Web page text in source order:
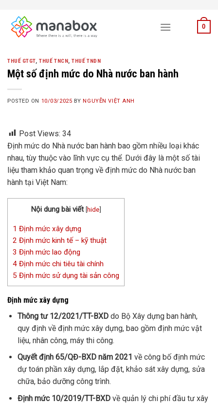
content
0
THUẾ GTGT,THUẾ TNCN,THUẾ TNDN
Một số định mức do Nhà nước ban hành
POSTED ON 10/03/2025 BYNGUYỄN VIỆT ANH
Post Views: 34
Định mức do Nhà nước ban hành bao gồm nhiều loại khác
nhau, tùy thuộc vào lĩnh vực cụ thể. Dưới đây là một số tài
liệu tham khảo quan trọng về định mức do Nhà nước ban
hành tại Việt Nam:
Nội dung bài viết [hide]
1 Định mức xây dựng
2 Định mức kinh tế – kỹ thuật
3 Định mức lao động
4 Định mức chi tiêu tài chính
5 Định mức sử dụng tài sản công
Định mức xây dựng
Thông tư 12/2021/TT-BXDdo Bộ Xây dựng ban hành,
quy định về định mức xây dựng, bao gồm định mức vật
liệu, nhân công, máy thi công.
Quyết định 65/QĐ-BXD năm 2021 về công bố định mức
dự toán phần xây dựng, lắp đặt, khảo sát xây dựng, sửa
chữa, bảo dưỡng công trình.
Định mức 10/2019/TT-BXDvề quản lý chi phí đầu tư xây